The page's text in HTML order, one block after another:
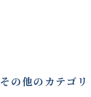
その他のカテゴリ